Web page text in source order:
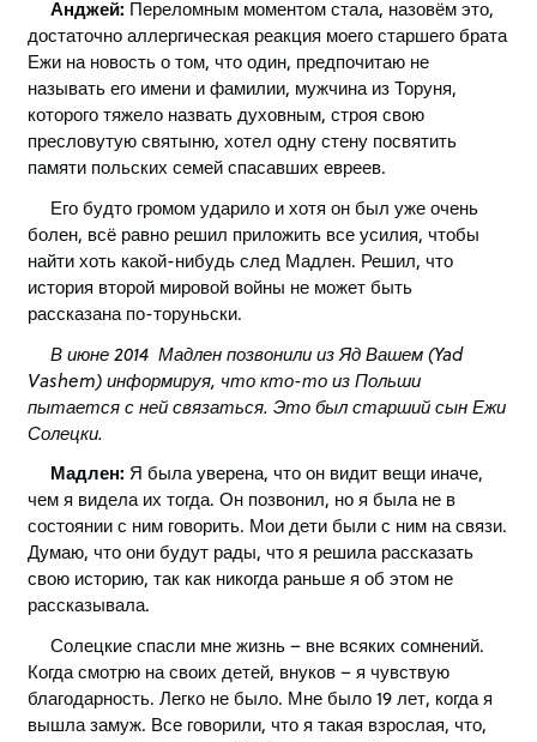
Анджей: Переломным моментом стала, назовём это,
достаточно аллергическая реакция моего старшего брата
Ежи на новость о том, что один, предпочитаю не
называть его имени и фамилии, мужчина из Торуня,
которого тяжело назвать духовным, строя свою
пресловутую святыню, хотел одну стену посвятить
памяти польских семей спасавших евреев.
Его будто громом ударило и хотя он был уже очень
болен, всё равно решил приложить все усилия, чтобы
найти хоть какой-нибудь след Мадлен. Решил, что
история второй мировой войны не может быть
рассказана по-торуньски.
В июне 2014 Мадлен позвонили из Яд Вашем (Yad
Vashem) информируя, что кто-то из Польши
пытается с ней связаться. Это был старший сын Ежи
Солецки.
Мадлен: Я была уверена, что он видит вещи иначе,
чем я видела их тогда. Он позвонил, но я была не в
состоянии с ним говорить. Мои дети были с ним на связи.
Думаю, что они будут рады, что я решила рассказать
свою историю, так как никогда раньше я об этом не
рассказывала.
Солецкие спасли мне жизнь – вне всяких сомнений.
Когда смотрю на своих детей, внуков – я чувствую
благодарность. Легко не было. Мне было 19 лет, когда я
вышла замуж. Все говорили, что я такая взрослая, что,